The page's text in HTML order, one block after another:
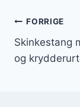
FORRIGE
Skinkestang
og